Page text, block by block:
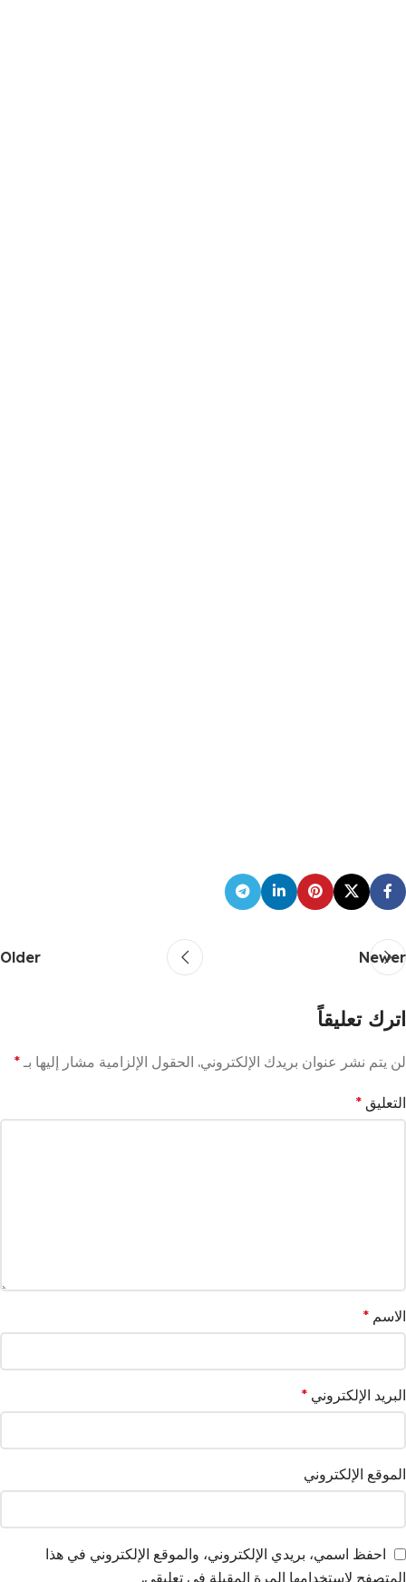
Newer
Older
اترك تعليقاً
لن يتم نشر عنوان بريدك الإلكتروني. الحقول الإلزامية مشار إليها بـ *
التعليق *
الاسم *
البريد الإلكتروني *
الموقع الإلكتروني
احفظ اسمي، بريدي الإلكتروني، والموقع الإلكتروني في هذا
المتصفح لاستخدامها المرة المقبلة في تعليقي.